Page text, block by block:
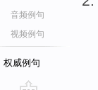
音频例句
视频例句
权威例句